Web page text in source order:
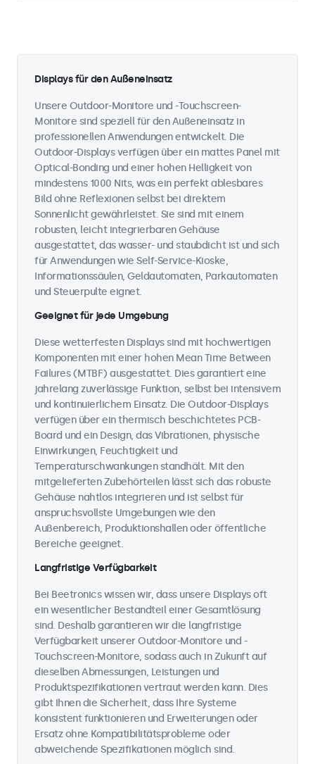
Displays für den Außeneinsatz
Unsere Outdoor-Monitore und -Touchscreen-
Monitore sind speziell für den Außeneinsatz in
professionellen Anwendungen entwickelt. Die
Outdoor-Displays verfügen über ein mattes Panel mit
Optical-Bonding und einer hohen Helligkeit von
mindestens 1000 Nits, was ein perfekt ablesbares
Bild ohne Reflexionen selbst bei direktem
Sonnenlicht gewährleistet. Sie sind mit einem
robusten, leicht integrierbaren Gehäuse
ausgestattet, das wasser- und staubdicht ist und sich
für Anwendungen wie Self-Service-Kioske,
Informationssäulen, Geldautomaten, Parkautomaten
und Steuerpulte eignet.
Geeignet für jede Umgebung
Diese wetterfesten Displays sind mit hochwertigen
Komponenten mit einer hohen Mean Time Between
Failures (MTBF) ausgestattet. Dies garantiert eine
jahrelang zuverlässige Funktion, selbst bei intensivem
und kontinuierlichem Einsatz. Die Outdoor-Displays
verfügen über ein thermisch beschichtetes PCB-
Board und ein Design, das Vibrationen, physische
Einwirkungen, Feuchtigkeit und
Temperaturschwankungen standhält. Mit den
mitgelieferten Zubehörteilen lässt sich das robuste
Gehäuse nahtlos integrieren und ist selbst für
anspruchsvollste Umgebungen wie den
Außenbereich, Produktionshallen oder öffentliche
Bereiche geeignet.
Langfristige Verfügbarkeit
Bei Beetronics wissen wir, dass unsere Displays oft
ein wesentlicher Bestandteil einer Gesamtlösung
sind. Deshalb garantieren wir die langfristige
Verfügbarkeit unserer Outdoor-Monitore und -
Touchscreen-Monitore, sodass auch in Zukunft auf
dieselben Abmessungen, Leistungen und
Produktspezifikationen vertraut werden kann. Dies
gibt Ihnen die Sicherheit, dass Ihre Systeme
konsistent funktionieren und Erweiterungen oder
Ersatz ohne Kompatibilitätsprobleme oder
abweichende Spezifikationen möglich sind.